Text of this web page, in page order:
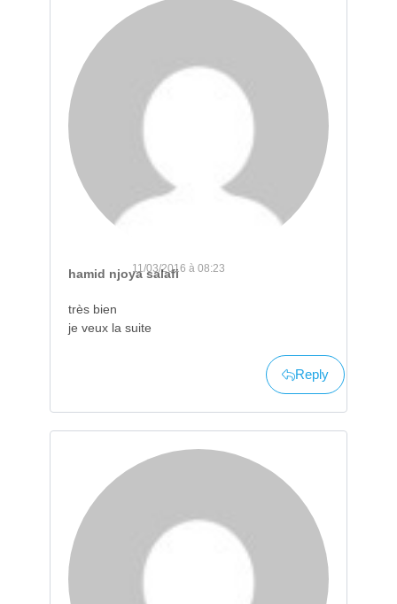
hamid njoya salafi11/03/2016 à 08:23
très bien
je veux la suite
Reply